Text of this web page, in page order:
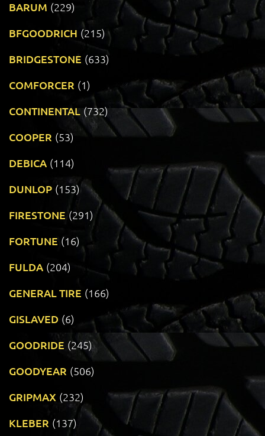
BARUM (229)
BFGOODRICH (215)
BRIDGESTONE (633)
COMFORCER (1)
CONTINENTAL (732)
COOPER (53)
DEBICA (114)
DUNLOP (153)
FIRESTONE (291)
FORTUNE (16)
FULDA (204)
GENERAL TIRE (166)
GISLAVED (6)
GOODRIDE (245)
GOODYEAR (506)
GRIPMAX (232)
KLEBER (137)